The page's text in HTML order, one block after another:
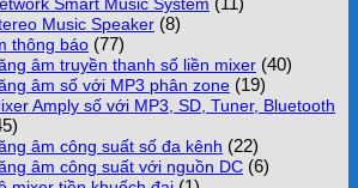
Music Speaker (8)
thông báo (77)
âm truyền thanh số liền mixer (40)
âm số với MP3 phân zone (19)
Amply số với MP3, SD, Tuner, Bluetooth
âm công suất số đa kênh (22)
âm công suất với nguồn DC (6)